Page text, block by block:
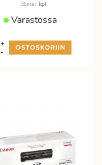
Hinta / kpl
Varastossa
-
+